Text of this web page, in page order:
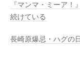
『マンマ・ミーア！
続けている
長崎原爆忌・ハグの